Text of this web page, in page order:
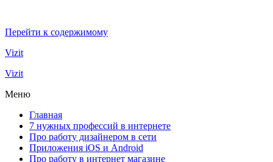
Перейти к содержимому
Vizit
Vizit
Меню
Главная
7 нужных профессий в интернете
Про работу дизайнером в сети
Приложения iOS и Android
Про работу в интернет магазине